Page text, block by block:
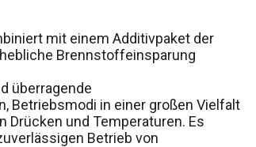
mit einem Additivpaket der
Brennstoffeinsparung
überragende
Betriebsmodi in einer großen Vielfalt
Drücken und Temperaturen. Es
Betrieb von